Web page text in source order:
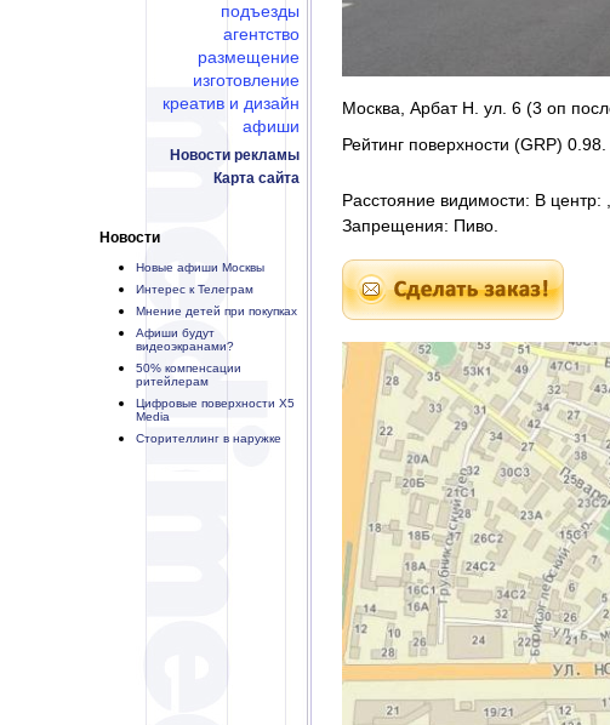
подъезды
агентство
размещение
изготовление
креатив и дизайн
афиши
Новости рекламы
Карта сайта
Новости
Новые афиши Москвы
Интерес к Телеграм
Мнение детей при покупках
Афиши будут
видеоэкранами?
50% компенсации
ритейлерам
Цифровые поверхности X5
Media
Сторителлинг в наружке
Москва, Арбат Н. ул. 6 (3 оп
Рейтинг поверхности (GRP) 0.98.
Расстояние видимости: В центр:
Запрещения: Пиво.